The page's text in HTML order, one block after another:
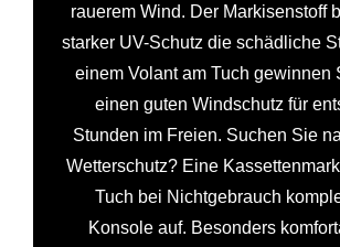
rauerem Wind. Der Markisenstoff
starker UV-Schutz die schädliche
einem Volant am Tuch gewinnen
einen guten Windschutz für
Stunden im Freien. Suchen Sie
Wetterschutz? Eine
Tuch bei Nichtgebrauch
Konsole auf. Besonders